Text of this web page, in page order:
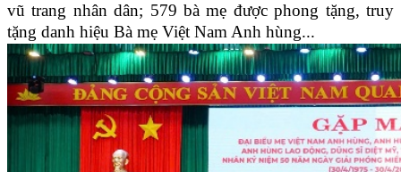
vũ trang nhân dân; 579 bà mẹ được phong tặng, truy
tặng danh hiệu Bà mẹ Việt Nam Anh hùng...